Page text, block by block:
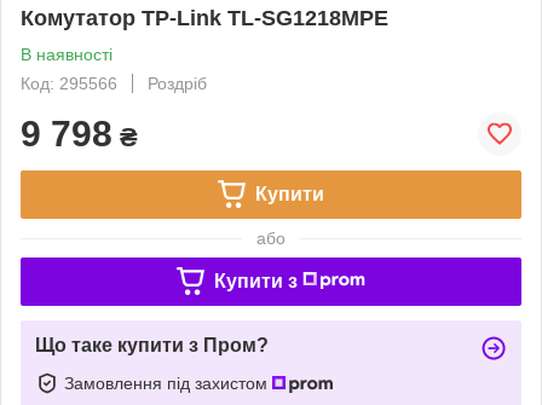
Комутатор TP-Link TL-SG1218MPE
В наявності
Код: 295566
Роздріб
9 798 ₴
Купити
або
Купити з
Що таке купити з Пром?
Замовлення під захистом